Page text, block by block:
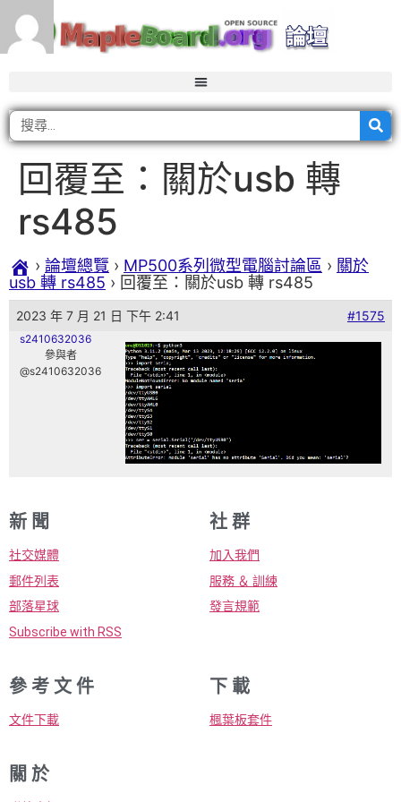
回覆至：關於usb 轉
rs485
› 論壇總覽 › MP500系列微型電腦討論區 › 關於
usb 轉 rs485 › 回覆至：關於usb 轉 rs485
2023 年 7 月 21 日 下午 2:41 #1575
s2410632036
參與者
@s2410632036
新 聞
社交媒體
郵件列表
部落星球
Subscribe with RSS
社 群
加入我們
服務 ＆ 訓練
發言規範
參 考 文 件
文件下載
下 載
楓葉板套件
關 於